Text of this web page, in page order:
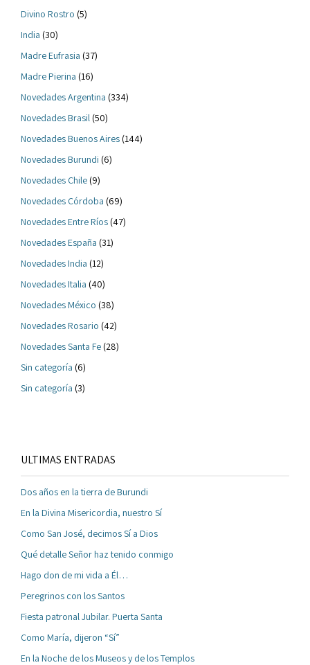
Divino Rostro (5)
India (30)
Madre Eufrasia (37)
Madre Pierina (16)
Novedades Argentina (334)
Novedades Brasil (50)
Novedades Buenos Aires (144)
Novedades Burundi (6)
Novedades Chile (9)
Novedades Córdoba (69)
Novedades Entre Ríos (47)
Novedades España (31)
Novedades India (12)
Novedades Italia (40)
Novedades México (38)
Novedades Rosario (42)
Novedades Santa Fe (28)
Sin categoría (6)
Sin categoría (3)
ULTIMAS ENTRADAS
Dos años en la tierra de Burundi
En la Divina Misericordia, nuestro Sí
Como San José, decimos Sí a Dios
Qué detalle Señor haz tenido conmigo
Hago don de mi vida a Él…
Peregrinos con los Santos
Fiesta patronal Jubilar. Puerta Santa
Como María, dijeron “Sí”
En la Noche de los Museos y de los Templos